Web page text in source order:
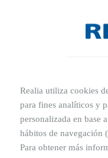
Galerías
Descubre
Realia utiliza cookies
para fines analíticos y
personalizada en base
hábitos de navegación
Para obtener más